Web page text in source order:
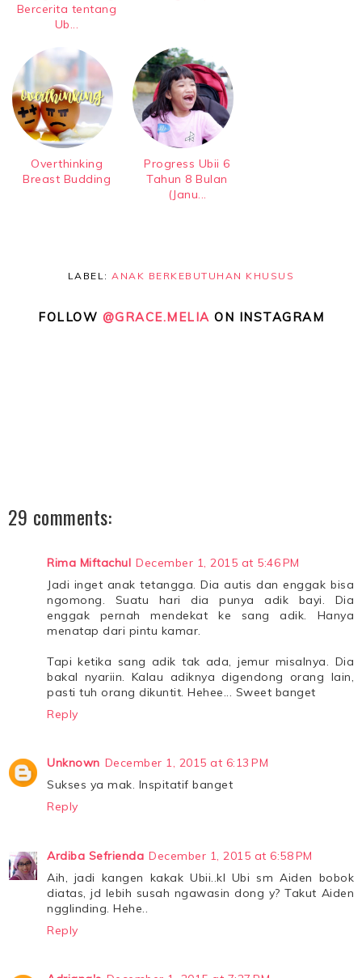
Bercerita tentang
Ub...
Overthinking
Breast Budding
Progress Ubii 6
Tahun 8 Bulan
(Janu...
LABEL: ANAK BERKEBUTUHAN KHUSUS
FOLLOW @GRACE.MELIA ON INSTAGRAM
29 comments:
Rima Miftachul December 1, 2015 at 5:46 PM
Jadi inget anak tetangga. Dia autis dan enggak bisa
ngomong. Suatu hari dia punya adik bayi. Dia
enggak pernah mendekat ke sang adik. Hanya
menatap dari pintu kamar.
Tapi ketika sang adik tak ada, jemur misalnya. Dia
bakal nyariin. Kalau adiknya digendong orang lain,
pasti tuh orang dikuntit. Hehee... Sweet banget
Reply
Unknown December 1, 2015 at 6:13 PM
Sukses ya mak. Inspitatif banget
Reply
Ardiba Sefrienda December 1, 2015 at 6:58 PM
Aih, jadi kangen kakak Ubii..kl Ubi sm Aiden bobok
diatas, jd lebih susah ngawasin dong y? Takut Aiden
ngglinding. Hehe..
Reply